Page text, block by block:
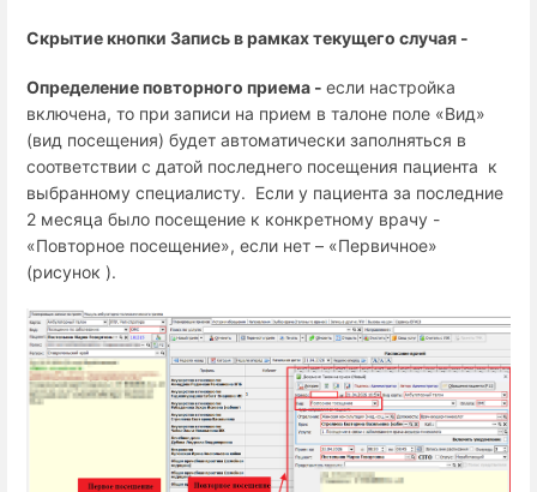
Скрытие кнопки Запись в рамках текущего случая -
Определение повторного приема - если настройка
включена, то при записи на прием в талоне поле «Вид»
(вид посещения) будет автоматически заполняться в
соответствии с датой последнего посещения пациента к
выбранному специалисту. Если у пациента за последние
2 месяца было посещение к конкретному врачу -
«Повторное посещение», если нет – «Первичное»
(рисунок ).